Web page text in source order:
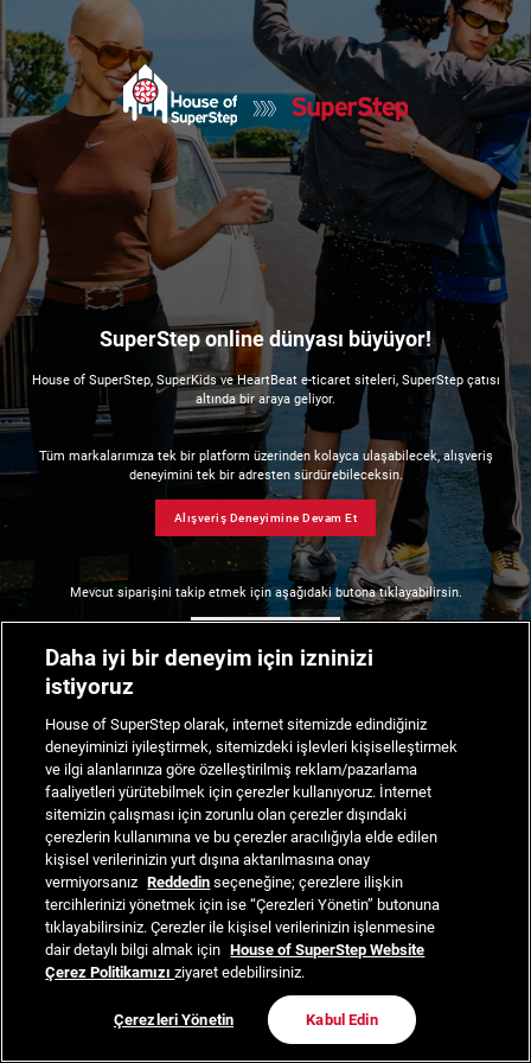
SuperStep online dünyası büyüyor!
House of SuperStep, SuperKids ve HeartBeat e-ticaret siteleri, SuperStep çatısı
altında bir araya geliyor.
Tüm markalarımıza tek bir platform üzerinden kolayca ulaşabilecek, alışveriş
deneyimini tek bir adresten sürdürebileceksin.
Alışveriş Deneyimine Devam Et
Mevcut siparişini takip etmek için aşağıdaki butona tıklayabilirsin.
Daha iyi bir deneyim için izninizi
istiyoruz
House of SuperStep olarak, internet sitemizde edindiğiniz
deneyiminizi iyileştirmek, sitemizdeki işlevleri kişiselleştirmek
ve ilgi alanlarınıza göre özelleştirilmiş reklam/pazarlama
faaliyetleri yürütebilmek için çerezler kullanıyoruz. İnternet
sitemizin çalışması için zorunlu olan çerezler dışındaki
çerezlerin kullanımına ve bu çerezler aracılığıyla elde edilen
kişisel verilerinizin yurt dışına aktarılmasına onay
vermiyorsanız Reddedin seçeneğine; çerezlere ilişkin
tercihlerinizi yönetmek için ise “Çerezleri Yönetin” butonuna
tıklayabilirsiniz. Çerezler ile kişisel verilerinizin işlenmesine
dair detaylı bilgi almak için House of SuperStep Website
Çerez Politikamızıziyaret edebilirsiniz.
Çerezleri Yönetin Kabul Edin